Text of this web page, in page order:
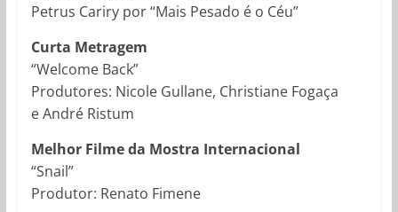
Petrus Cariry por “Mais Pesado é o Céu”
Curta Metragem
“Welcome Back”
Produtores: Nicole Gullane, Christiane Fogaça
e André Ristum
Melhor Filme da Mostra Internacional
“Snail”
Produtor: Renato Fimene